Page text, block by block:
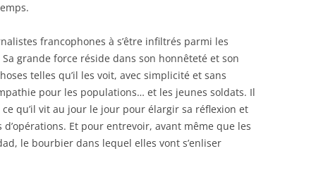
francophones à s’être infiltrés parmi les
grande force réside dans son honnêteté et son
telles qu’il les voit, avec simplicité et sans
pour les populations… et les jeunes soldats. Il
ce qu’il vit au jour le jour pour élargir sa réflexion et
Et pour entrevoir, avant même que les
le bourbier dans lequel elles vont s’enliser